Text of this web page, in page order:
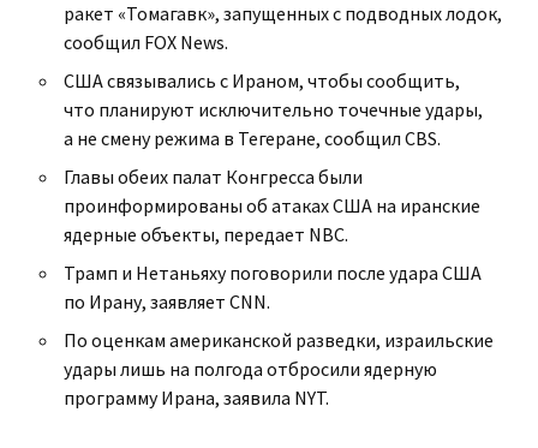
ракет «Томагавк», запущенных с подводных лодок,
сообщил FOX News.
США связывались с Ираном, чтобы сообщить,
что планируют исключительно точечные удары,
а не смену режима в Тегеране, сообщил CBS.
Главы обеих палат Конгресса были
проинформированы об атаках США на иранские
ядерные объекты, передает NBC.
Трамп и Нетаньяху поговорили после удара США
по Ирану, заявляет CNN.
По оценкам американской разведки, израильские
удары лишь на полгода отбросили ядерную
программу Ирана, заявила NYT.